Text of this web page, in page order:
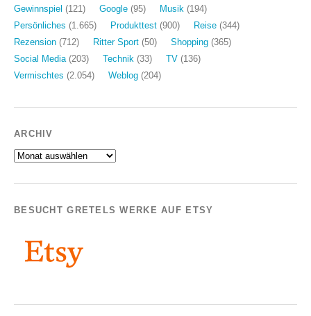
Gewinnspiel (121) Google (95) Musik (194)
Persönliches (1.665) Produkttest (900) Reise (344)
Rezension (712) Ritter Sport (50) Shopping (365)
Social Media(203) Technik (33) TV (136)
Vermischtes (2.054) Weblog (204)
ARCHIV
Archiv
BESUCHT GRETELS WERKE AUF ETSY